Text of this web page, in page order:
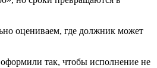
оцениваем, где должник может
так, чтобы исполнение не